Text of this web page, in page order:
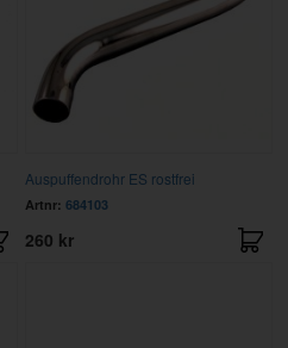
Auspuffendrohr ES rostfrei
Artnr: 684103
260 kr